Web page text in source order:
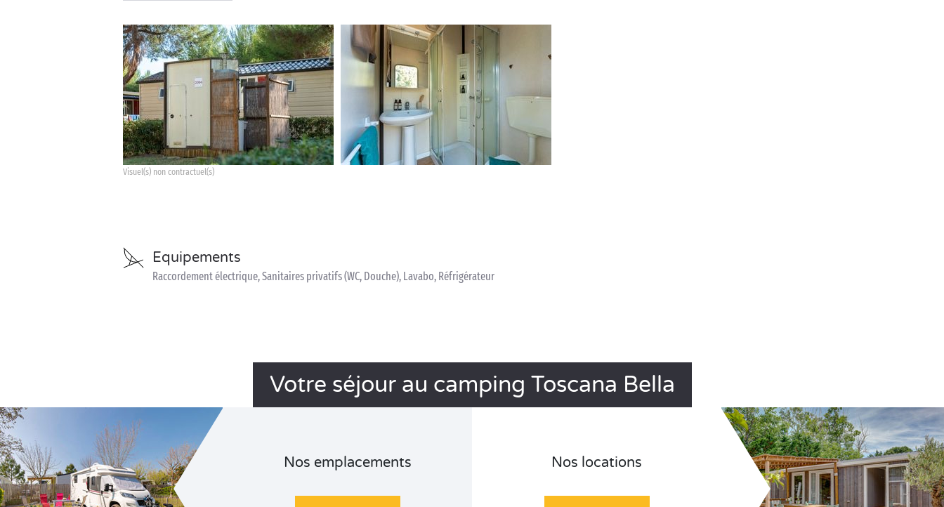
Visuel(s) non contractuel(s)
Equipements
Raccordement électrique, Sanitaires privatifs (WC, Douche), Lavabo, Réfrigérateur
Votre séjour au camping Toscana Bella
Nos emplacements Nos locations